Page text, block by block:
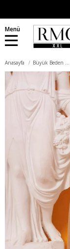
Menü
Anasayfa Büyük Beden Alt Giyim